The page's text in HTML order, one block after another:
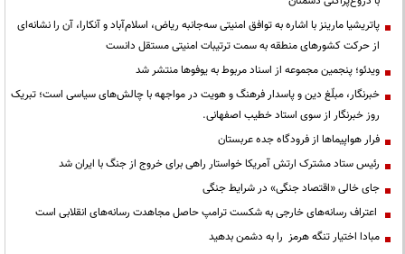
پاتریشیا مارینز با اشاره به توافق امنیتی سه‌جانبه ریاض، اسلام‌آباد و آنکارا، آن را نشانه‌ای
از حرکت کشورهای منطقه به سمت ترتیبات امنیتی مستقل دانست
ویدئو؛ پنجمین مجموعه از اسناد مربوط به یوفوها منتشر شد
خبرنگار، مبلّغ دین و پاسدار فرهنگ و هویت در مواجهه با چالش‌های سیاسی است؛ تبریک
روز خبرنگار از سوی استاد خطیب اصفهانی.
فرار هواپیماها از فرودگاه جده عربستان
رئیس ستاد مشترک ارتش آمریکا خواستار راهی برای خروج از جنگ با ایران شد
جای خالی «اقتصاد جنگی» در شرایط جنگی
اعتراف رسانه‌های خارجی به شکست ترامپ حاصل مجاهدت رسانه‌های انقلابی است
مبادا اختیار تنگه هرمز را به دشمن بدهید